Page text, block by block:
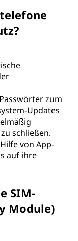
zum
Updates
schließen.
von App-
auf ihre
SIM-
Module)